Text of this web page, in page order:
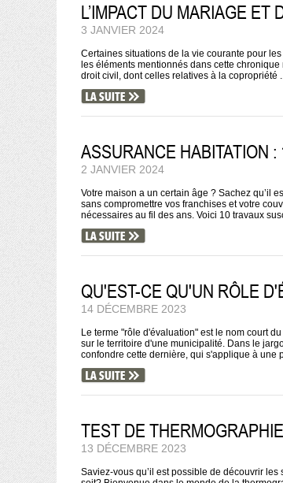
L’IMPACT DU MARIAGE
3 JANVIER 2024
Certaines situations de la vie courante pour
les éléments mentionnés dans cette
droit civil, dont celles relatives à la copropriété
ASSURANCE HABITATION
2 JANVIER 2024
Votre maison a un certain âge ? Sachez qu’il
sans compromettre vos franchises et votre
nécessaires au fil des ans. Voici 10 travaux
QU'EST-CE QU'UN RÔLE
14 DÉCEMBRE 2023
Le terme "rôle d'évaluation" est le nom court
sur le territoire d'une municipalité. Dans le
confondre cette dernière, qui s'applique à une
TEST DE
13 DÉCEMBRE 2023
Saviez-vous qu’il est possible de découvrir